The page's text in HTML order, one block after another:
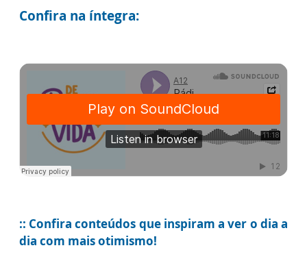
Confira na íntegra:
:: Confira conteúdos que inspiram a ver o dia a
dia com mais otimismo!